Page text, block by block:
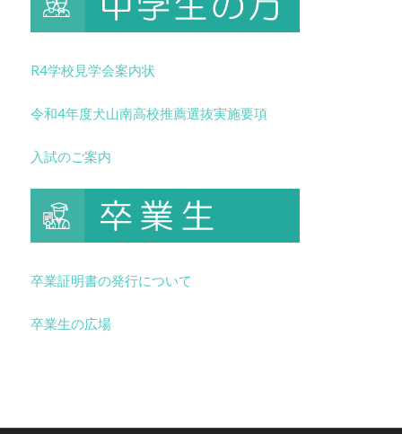
R4学校見学会案内状
令和4年度犬山南高校推薦選抜実施要項
入試のご案内
卒業証明書の発行について
卒業生の広場